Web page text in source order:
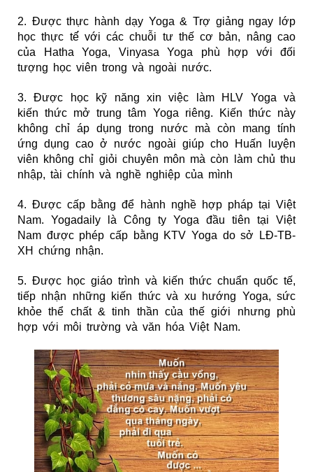
2. Được thực hành dạy Yoga & Trợ giảng ngay lớp
học thực tế́ với các chuỗi tư thế cơ bản, nâng cao
của Hatha Yoga, Vinyasa Yoga phù hợp với đối
tượng học viên trong và ngoài nước.
3. Được học kỹ năng xin việc làm HLV Yoga và
kiến thức mở trung tâm Yoga riêng. Kiến thức này
không chỉ áp dụng trong nước mà còn mang tính
ứng dụng cao ở nước ngoài giúp cho Huấn luyện
viên không chỉ giỏi chuyên môn mà còn làm chủ thu
nhập, tài chính và nghề nghiệp của mình
4. Được cấp bằng để hành nghề hợp pháp tại Việt
Nam. Yogadaily là Công ty Yoga đầu tiên tại Việt
Nam được phép cấp bằng KTV Yoga do sở LĐ-TB-
XH chứng nhận.
5. Được học giáo trình và kiến thức chuẩn quốc tế,
tiếp nhận những kiến thức và xu hướng Yoga, sức
khỏe thể chất & tinh thần của thế giới nhưng phù
hợp với môi trường và văn hóa Việt Nam.